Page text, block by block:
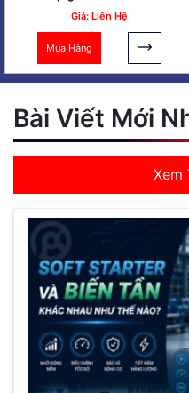
Giá: Liên Hệ
Mua Hàng
Bài Viết Mới
Xem